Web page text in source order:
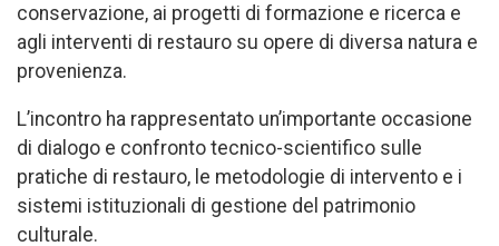
conservazione, ai progetti di formazione e ricerca e
agli interventi di restauro su opere di diversa natura e
provenienza.
L’incontro ha rappresentato un’importante occasione
di dialogo e confronto tecnico-scientifico sulle
pratiche di restauro, le metodologie di intervento e i
sistemi istituzionali di gestione del patrimonio
culturale.